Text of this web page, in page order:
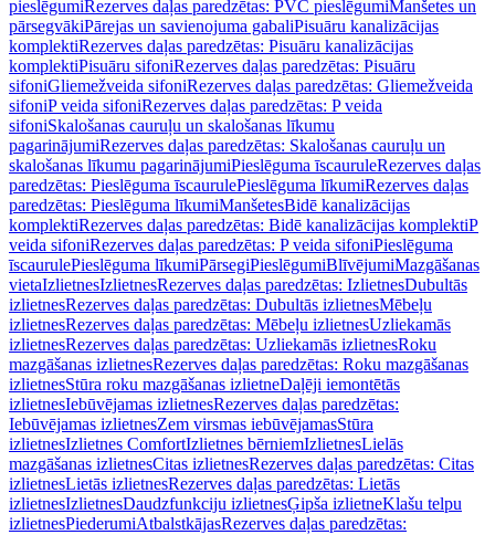
pieslēgumiRezerves daļas paredzētas: PVC pieslēgumiManšetes un
pārsegvākiPārejas un savienojuma gabaliPisuāru kanalizācijas
komplektiRezerves daļas paredzētas: Pisuāru kanalizācijas
komplektiPisuāru sifoniRezerves daļas paredzētas: Pisuāru
sifoniGliemežveida sifoniRezerves daļas paredzētas: Gliemežveida
sifoniP veida sifoniRezerves daļas paredzētas: P veida
sifoniSkalošanas cauruļu un skalošanas līkumu
pagarinājumiRezerves daļas paredzētas: Skalošanas cauruļu un
skalošanas līkumu pagarinājumiPieslēguma īscauruleRezerves daļas
paredzētas: Pieslēguma īscaurulePieslēguma līkumiRezerves daļas
paredzētas: Pieslēguma līkumiManšetesBidē kanalizācijas
komplektiRezerves daļas paredzētas: Bidē kanalizācijas komplektiP
veida sifoniRezerves daļas paredzētas: P veida sifoniPieslēguma
īscaurulePieslēguma līkumiPārsegiPieslēgumiBlīvējumiMazgāšanas
vietaIzlietnesIzlietnesRezerves daļas paredzētas: IzlietnesDubultās
izlietnesRezerves daļas paredzētas: Dubultās izlietnesMēbeļu
izlietnesRezerves daļas paredzētas: Mēbeļu izlietnesUzliekamās
izlietnesRezerves daļas paredzētas: Uzliekamās izlietnesRoku
mazgāšanas izlietnesRezerves daļas paredzētas: Roku mazgāšanas
izlietnesStūra roku mazgāšanas izlietneDaļēji iemontētās
izlietnesIebūvējamas izlietnesRezerves daļas paredzētas:
Iebūvējamas izlietnesZem virsmas iebūvējamasStūra
izlietnesIzlietnes ComfortIzlietnes bērniemIzlietnesLielās
mazgāšanas izlietnesCitas izlietnesRezerves daļas paredzētas: Citas
izlietnesLietās izlietnesRezerves daļas paredzētas: Lietās
izlietnesIzlietnesDaudzfunkciju izlietnesĢipša izlietneKlašu telpu
izlietnesPiederumiAtbalstkājasRezerves daļas paredzētas: